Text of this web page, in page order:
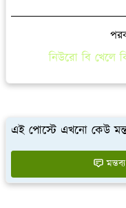
নিউরো বি খেলে
এই পোস্টে এখনো কেউ